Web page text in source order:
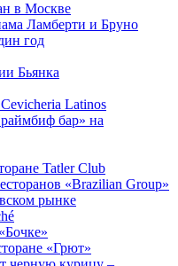
в Москве
Ламберти и Бруно
год
Бьянка
Latinos
бар» на
Tatler Club
«Brazilian Group»
рынке
«Грют»